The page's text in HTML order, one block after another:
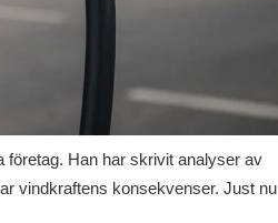
företag. Han har skrivit analyser av
vindkraftens konsekvenser. Just nu